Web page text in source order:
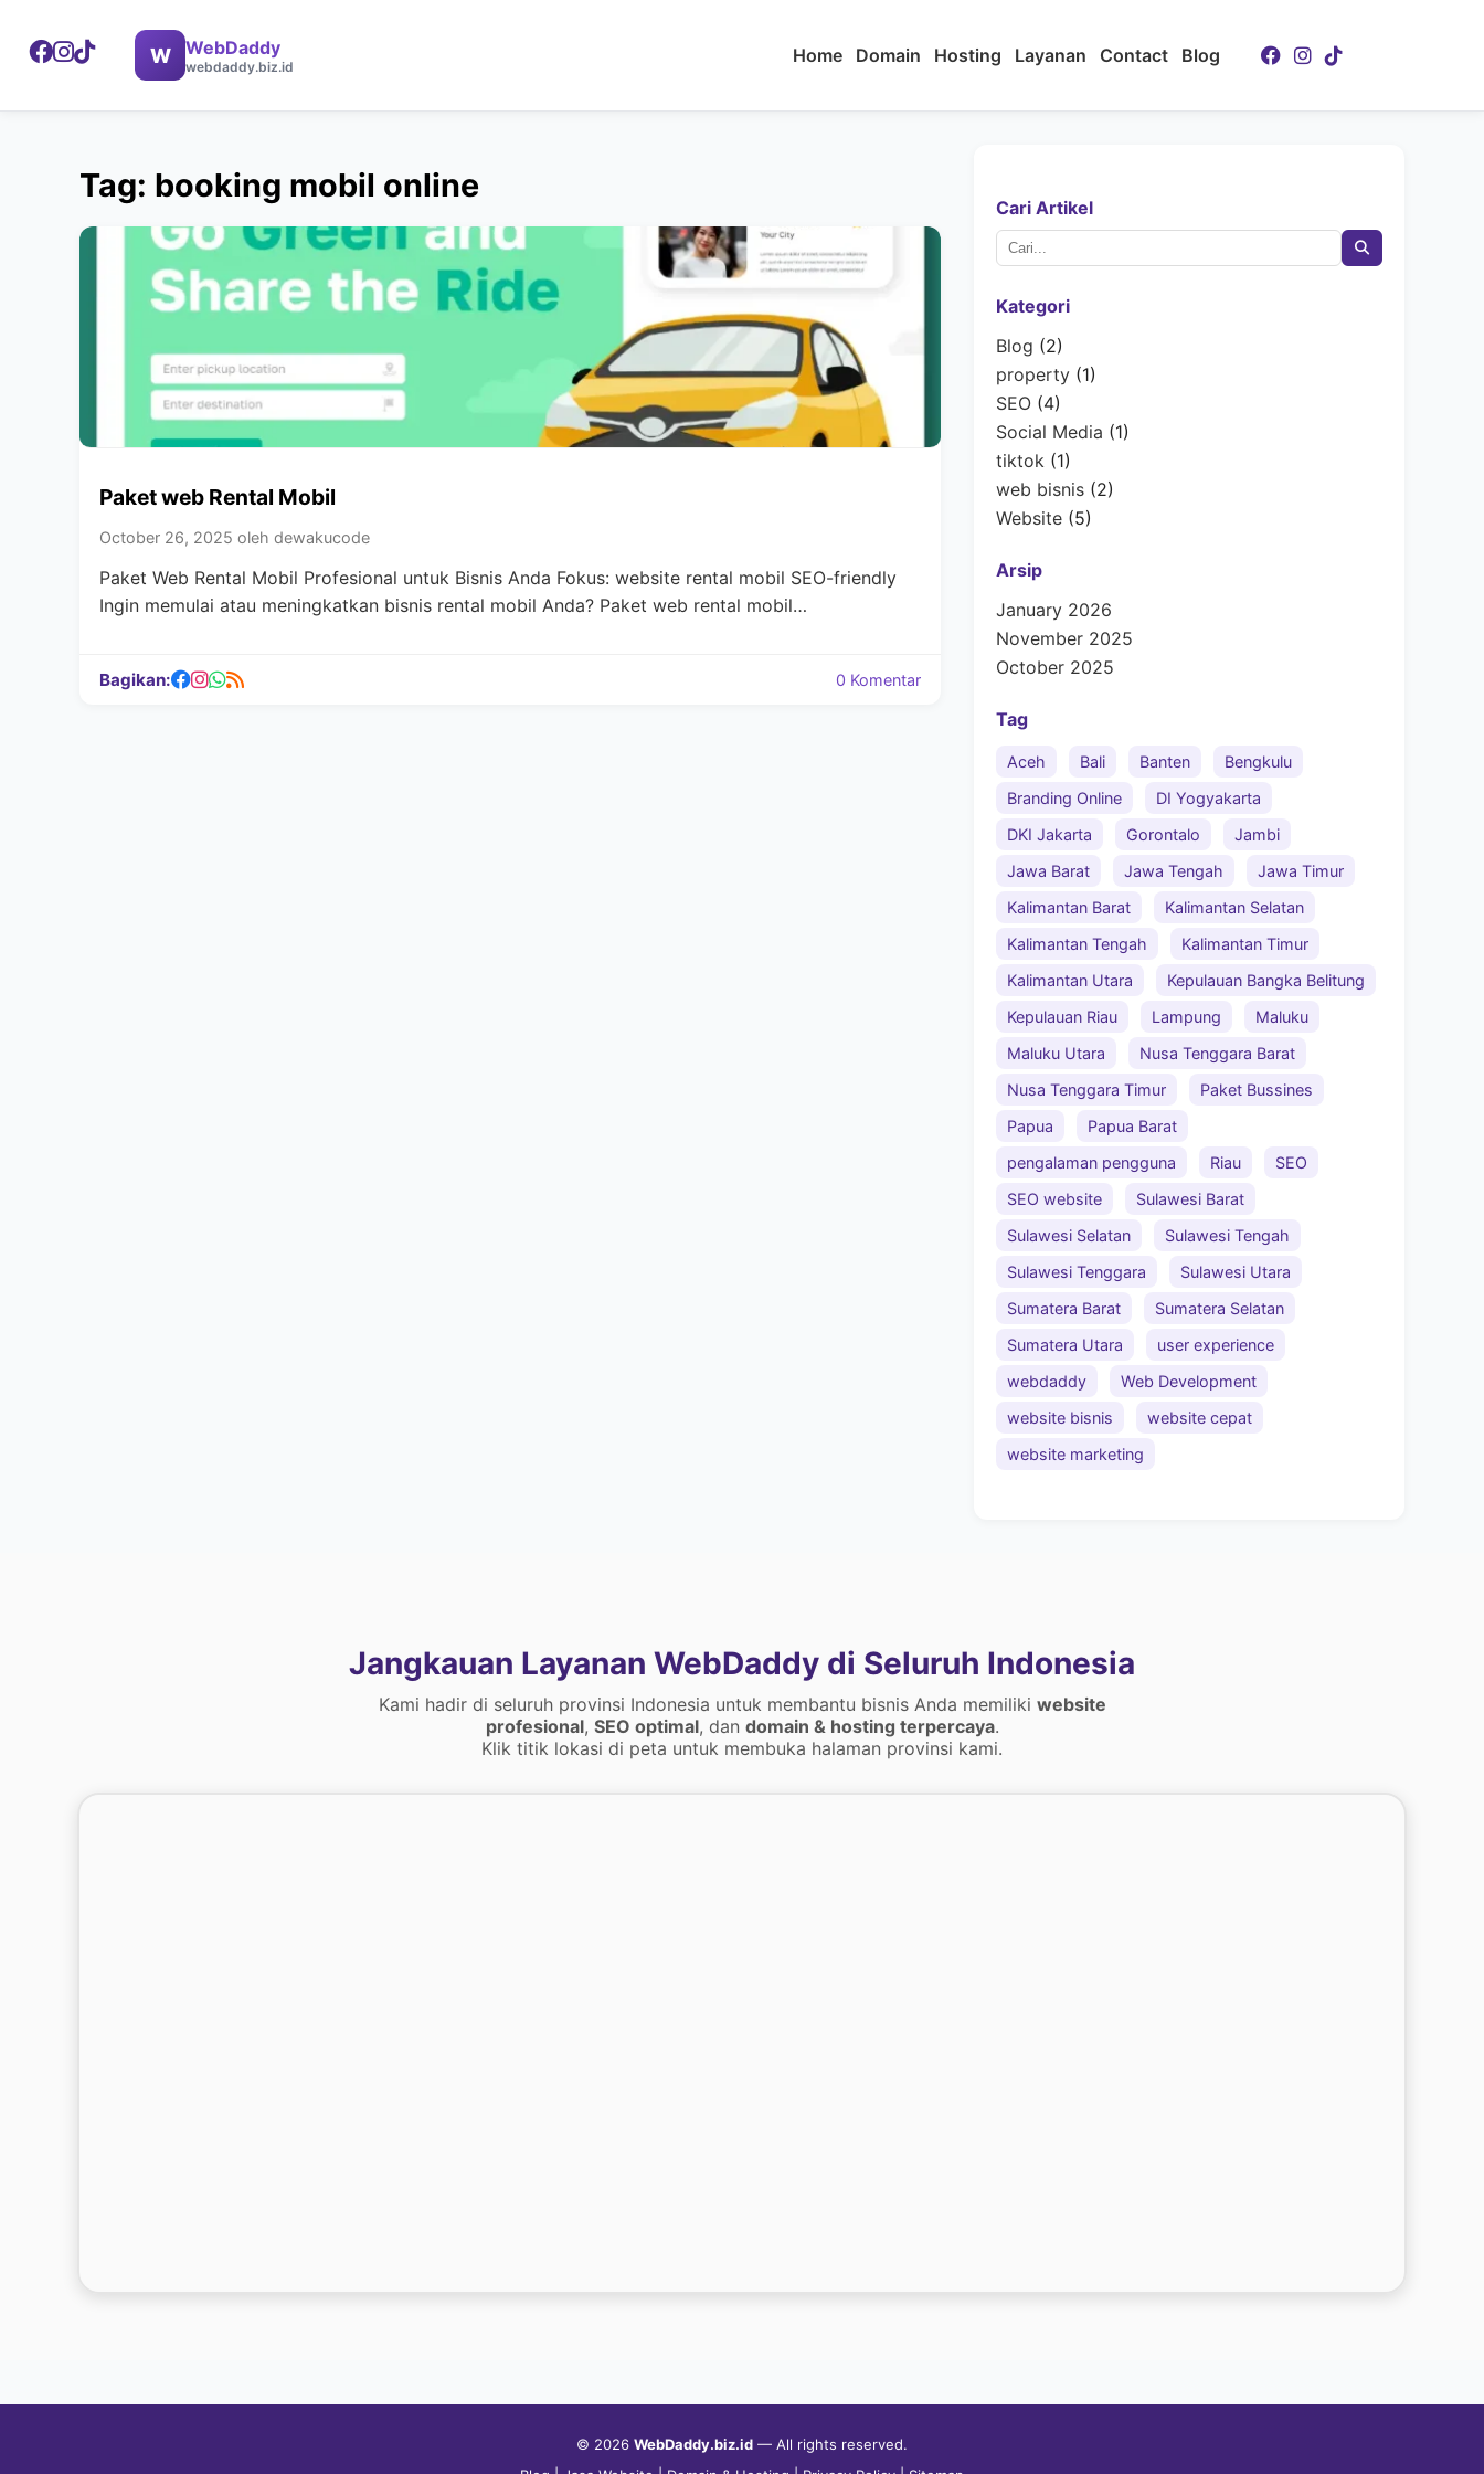
W WebDaddy
webdaddy.biz.id Home Domain Hosting Layanan Contact Blog
Tag: booking mobil online
Paket web Rental Mobil
October 26, 2025 oleh dewakucode
Paket Web Rental Mobil Profesional untuk Bisnis Anda Fokus: website rental mobil SEO-friendly
Ingin memulai atau meningkatkan bisnis rental mobil Anda? Paket web rental mobil…
Bagikan: 0 Komentar
Cari Artikel
Kategori
Blog (2)
property (1)
SEO (4)
Social Media (1)
tiktok (1)
web bisnis (2)
Website (5)
Arsip
January 2026
November 2025
October 2025
Tag
Aceh Bali Banten
Bengkulu
Branding Online
DI Yogyakarta
DKI Jakarta
Gorontalo
Jambi
Jawa Barat
Jawa Tengah
Jawa Timur
Kalimantan Barat
Kalimantan Selatan
Kalimantan Tengah
Kalimantan Timur
Kalimantan Utara
Kepulauan Bangka Belitung
Kepulauan Riau
Lampung
Maluku
Maluku Utara
Nusa Tenggara Barat
Nusa Tenggara Timur
Paket Bussines
Papua
Papua Barat
pengalaman pengguna
Riau
SEO
SEO website
Sulawesi Barat
Sulawesi Selatan
Sulawesi Tengah
Sulawesi Tenggara
Sulawesi Utara
Sumatera Barat
Sumatera Selatan
Sumatera Utara
user experience
webdaddy
Web Development
website bisnis
website cepat
website marketing
Jangkauan Layanan WebDaddy di Seluruh Indonesia
Kami hadir di seluruh provinsi Indonesia untuk membantu bisnis Anda memiliki website
profesional, SEO optimal, dan domain & hosting terpercaya.
Klik titik lokasi di peta untuk membuka halaman provinsi kami.
© 2026 WebDaddy.biz.id — All rights reserved.